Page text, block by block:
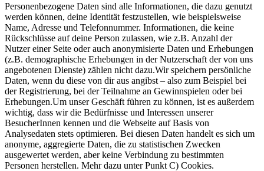
Personenbezogene Daten sind alle Informationen, die dazu genutzt
werden können, deine Identität festzustellen, wie beispielsweise
Name, Adresse und Telefonnummer. Informationen, die keine
Rückschlüsse auf deine Person zulassen, wie z.B. Anzahl der
Nutzer einer Seite oder auch anonymisierte Daten und Erhebungen
(z.B. demographische Erhebungen in der Nutzerschaft der von uns
angebotenen Dienste) zählen nicht dazu.Wir speichern persönliche
Daten, wenn du diese von dir aus angibst – also zum Beispiel bei
der Registrierung, bei der Teilnahme an Gewinnspielen oder bei
Erhebungen.Um unser Geschäft führen zu können, ist es außerdem
wichtig, dass wir die Bedürfnisse und Interessen unserer
BesucherInnen kennen und die Webseite auf Basis von
Analysedaten stets optimieren. Bei diesen Daten handelt es sich um
anonyme, aggregierte Daten, die zu statistischen Zwecken
ausgewertet werden, aber keine Verbindung zu bestimmten
Personen herstellen. Mehr dazu unter Punkt C) Cookies.